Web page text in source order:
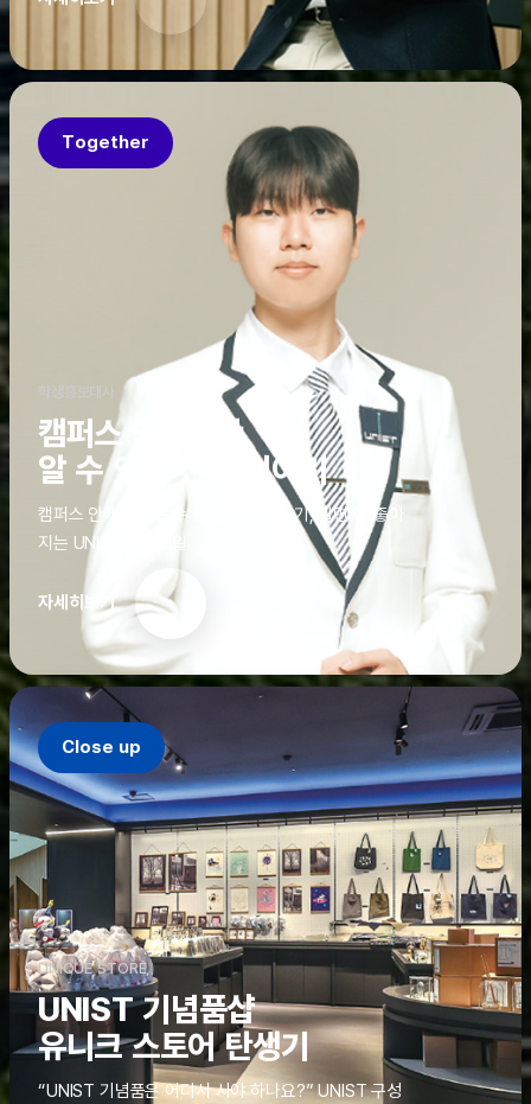
Together
학생홍보대사
캠퍼스 안에서만
알 수 있는 진짜 이야기
캠퍼스 안에서만 알 수 있는 진짜 이야기, 알면 더 좋아
지는 UNIST의 디테일
자세히보기
Close up
UNIQUE STORE
UNIST 기념품샵
유니크 스토어 탄생기
“UNIST 기념품은 어디서 사야 하나요?” UNIST 구성